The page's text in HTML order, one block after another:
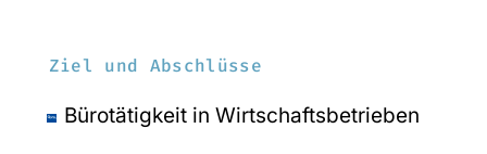
Ziel und Abschlüsse
Bürotätigkeit in Wirtschaftsbetrieben